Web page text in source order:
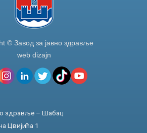
© Завод за јавно здравље
web dizajn
здравље – Шабац
Цвијића 1